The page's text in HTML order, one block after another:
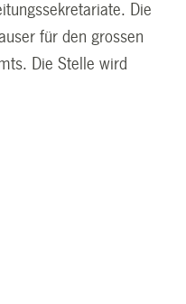
Die
für den grossen
Die Stelle wird